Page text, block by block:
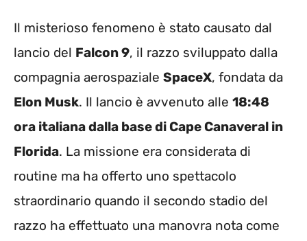
Il misterioso fenomeno è stato causato dal
lancio del Falcon 9, il razzo sviluppato dalla
compagnia aerospaziale SpaceX, fondata da
Elon Musk. Il lancio è avvenuto alle 18:48
ora italiana dalla base di Cape Canaveral in
Florida. La missione era considerata di
routine ma ha offerto uno spettacolo
straordinario quando il secondo stadio del
razzo ha effettuato una manovra nota come